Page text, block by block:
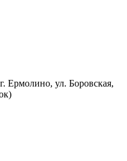
Ермолино, ул. Боровская,